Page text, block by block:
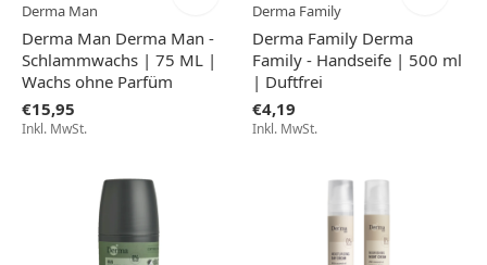
Derma Man
Derma Man Derma Man -
Schlammwachs | 75 ML |
Wachs ohne Parfüm
€15,95
Inkl. MwSt.
Derma Family
Derma Family Derma
Family - Handseife | 500 ml
| Duftfrei
€4,19
Inkl. MwSt.